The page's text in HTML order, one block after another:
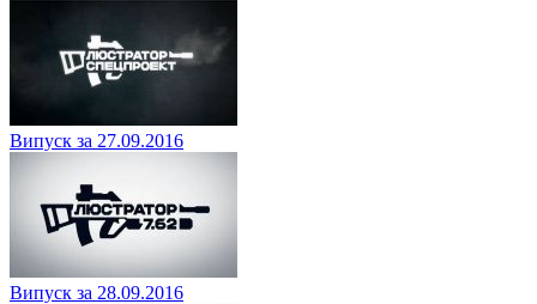
Випуск за 27.09.2016
Випуск за 28.09.2016